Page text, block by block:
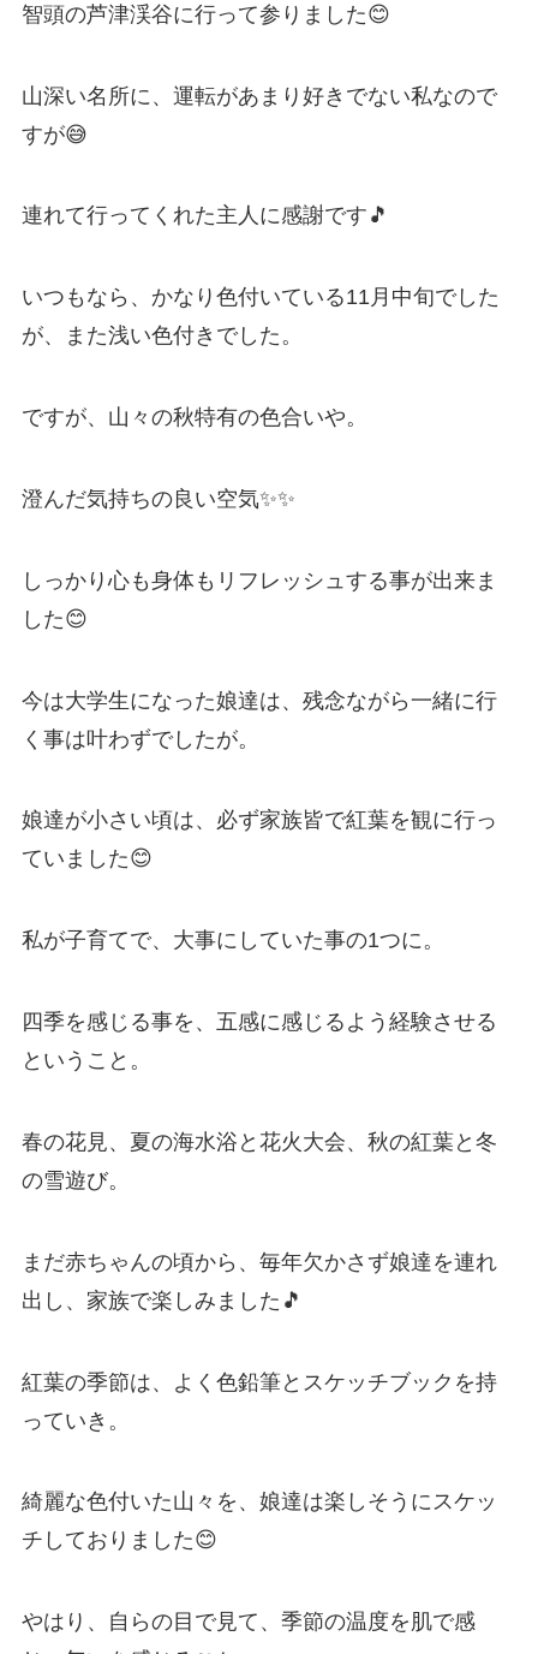
智頭の芦津渓谷に行って参りました😊
山深い名所に、運転があまり好きでない私なので
すが😅
連れて行ってくれた主人に感謝です🎵
いつもなら、かなり色付いている11月中旬でした
が、また浅い色付きでした。
ですが、山々の秋特有の色合いや。
澄んだ気持ちの良い空気✨✨
しっかり心も身体もリフレッシュする事が出来ま
した😊
今は大学生になった娘達は、残念ながら一緒に行
く事は叶わずでしたが。
娘達が小さい頃は、必ず家族皆で紅葉を観に行っ
ていました😊
私が子育てで、大事にしていた事の1つに。
四季を感じる事を、五感に感じるよう経験させる
ということ。
春の花見、夏の海水浴と花火大会、秋の紅葉と冬
の雪遊び。
まだ赤ちゃんの頃から、毎年欠かさず娘達を連れ
出し、家族で楽しみました🎵
紅葉の季節は、よく色鉛筆とスケッチブックを持
っていき。
綺麗な色付いた山々を、娘達は楽しそうにスケッ
チしておりました😊
やはり、自らの目で見て、季節の温度を肌で感